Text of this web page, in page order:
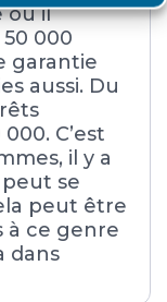
où il
000
garantie
aussi. Du
C’est
il y a
se
peut être
à ce genre
dans